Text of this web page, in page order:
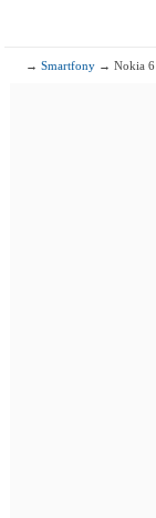
→Smartfony → Nokia 6